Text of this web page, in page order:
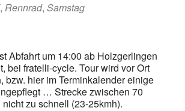
,Rennrad,Samstag
Abfahrt um 14:00 ab Holzgerlingen
bei fratelli-cycle. Tour wird vor Ort
bzw. hier im Terminkalender einige
… Strecke zwischen 70
zu schnell (23-25kmh).